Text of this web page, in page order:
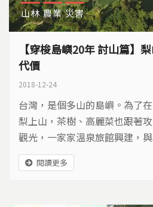
山林 農業 災害
【穿梭島嶼20年 討山篇】
代價
2018-12-24
台灣，是個多山的島嶼。為了
梨上山，茶樹、高麗菜也跟著
觀光，一家家溫泉旅館興建，
政府開發淺山，淹沒八色鳥棲地
誰輸誰贏？該如何和解？讓我們
閱讀更多